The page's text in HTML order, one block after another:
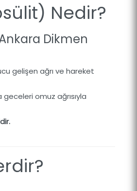
Nedir?
Ankara Dikmen
gelişen ağrı ve hareket
geceleri omuz ağrısıyla